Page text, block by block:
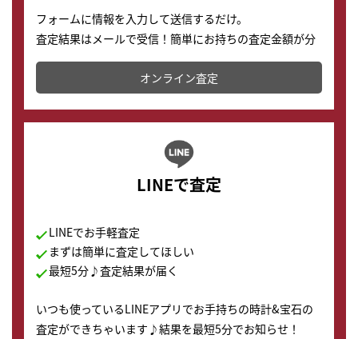
フォームに情報を入力して送信するだけ。
査定結果はメールで受信！簡単にお持ちの査定金額が分
かります。
オンライン査定
LINEで査定
LINEでお手軽査定
まずは簡単に査定してほしい
最短5分♪査定結果が届く
いつも使っているLINEアプリでお手持ちの時計&宝石の
査定ができちゃいます♪結果を最短5分でお知らせ！